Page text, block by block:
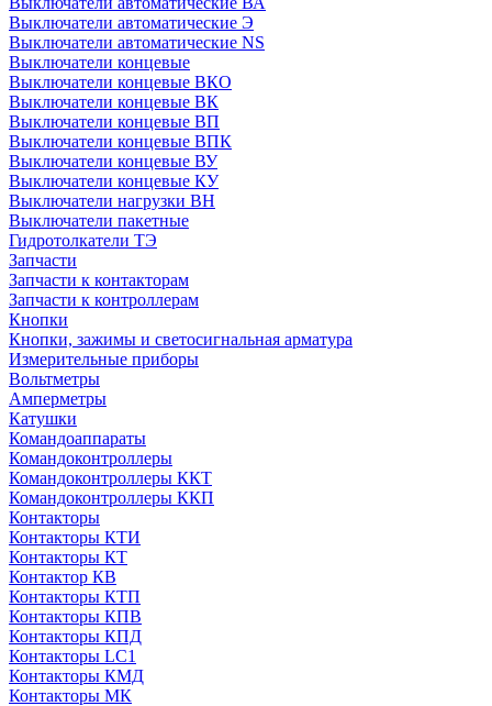
Выключатели автоматические Э
Выключатели автоматические NS
Выключатели концевые
Выключатели концевые ВКО
Выключатели концевые ВК
Выключатели концевые ВП
Выключатели концевые ВПК
Выключатели концевые ВУ
Выключатели концевые КУ
Выключатели нагрузки ВН
Выключатели пакетные
Гидротолкатели ТЭ
Запчасти
Запчасти к контакторам
Запчасти к контроллерам
Кнопки
Кнопки, зажимы и светосигнальная арматура
Измерительные приборы
Вольтметры
Амперметры
Катушки
Командоаппараты
Командоконтроллеры
Командоконтроллеры ККТ
Командоконтроллеры ККП
Контакторы
Контакторы КТИ
Контакторы КТ
Контактор КВ
Контакторы КТП
Контакторы КПВ
Контакторы КПД
Контакторы LC1
Контакторы КМД
Контакторы МК